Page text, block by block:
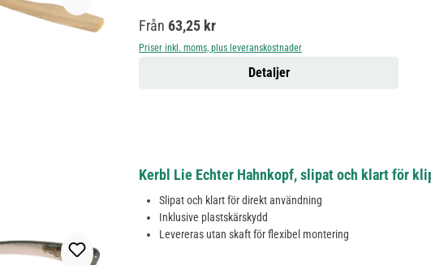
Ordinarie pris:
Från 63,25 kr
Priser inkl. moms, plus leveranskostnader
Detaljer
Kerbl Lie Echter Hahnkopf, slipat och klart för
Slipat och klart för direkt användning
Inklusive plastskärskydd
Levereras utan skaft för flexibel montering